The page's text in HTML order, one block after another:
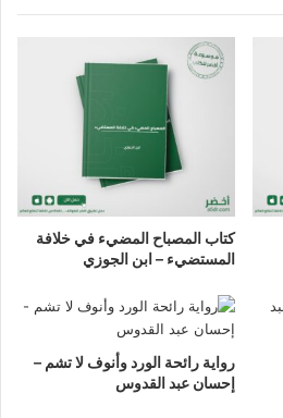
كتاب المصباح المضيء في خلافة
المستضيء – ابن الجوزي
رواية رائحة الورد وأنوف لا تشم –
إحسان عبد القدوس